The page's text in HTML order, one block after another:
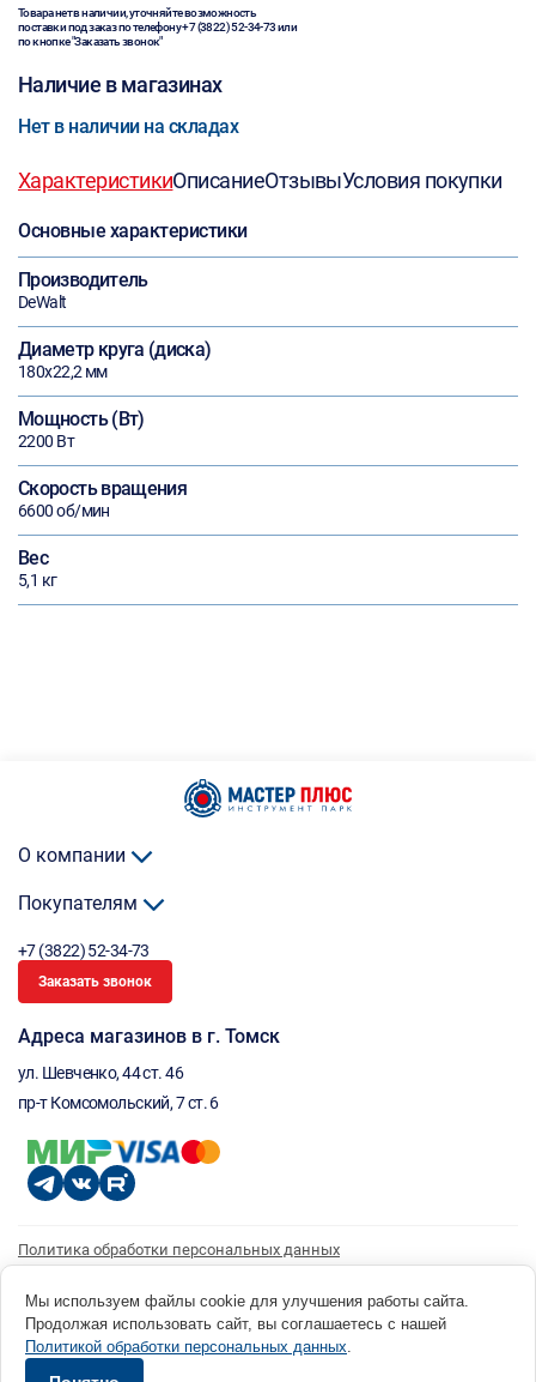
Товара нет в наличии, уточняйте возможность
поставки под заказ по телефону+7 (3822) 52-34-73или
по кнопке "Заказать звонок"
Наличие в магазинах
Нет в наличии на складах
ХарактеристикиОписаниеОтзывыУсловия покупки
Основные характеристики
Производитель
DeWalt
Диаметр круга (диска)
180х22,2 мм
Мощность (Вт)
2200 Вт
Скорость вращения
6600 об/мин
Вес
5,1 кг
О компании
Покупателям
+7 (3822) 52-34-73
Заказать звонок
Адреса магазинов в г. Томск
ул. Шевченко, 44 ст. 46
пр-т Комсомольский, 7 ст. 6
Политика обработки персональных данных
Согласие на получение рассылки
© 1996 - 2026 инструмент парк «Мастер Плюс» Россия, г. Томск, ул. Шевченко, 44 ст. 46, (3822) 52-34-
73 okp@masterplus.tomsk.ru ИП Брусницын Д.Н. ИНН 701700002741
Мы используем файлы cookie для улучшения работы сайта.
Продолжая использовать сайт, вы соглашаетесь с нашей
Политикой обработки персональных данных.